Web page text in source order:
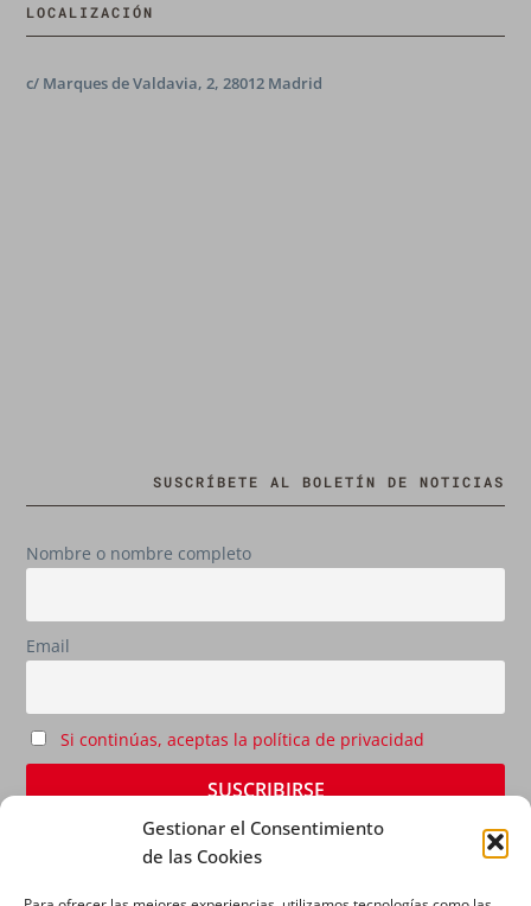
Gestionar el Consentimiento
de las Cookies
LOCALIZACIÓN
c/ Marques de Valdavia, 2, 28012 Madrid
SUSCRÍBETE AL BOLETÍN DE NOTICIAS
Nombre o nombre completo
Email
Si continúas, aceptas la política de privacidad